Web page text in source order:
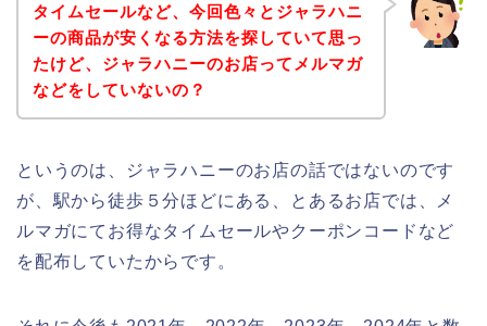
タイムセールなど、今回色々とジャラハニ
ーの商品が安くなる方法を探していて思っ
たけど、ジャラハニーのお店ってメルマガ
などをしていないの？
というのは、ジャラハニーのお店の話ではないのです
が、駅から徒歩５分ほどにある、とあるお店では、メ
ルマガにてお得なタイムセールやクーポンコードなど
を配布していたからです。